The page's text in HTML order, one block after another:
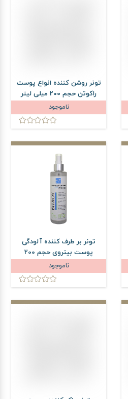
تونر روشن کننده انواع پوست
راکوتن حجم 200 میلی لیتر
ناموجود
تونر بر طرف کننده آلودگی
پوست بیتروی حجم 200
میلی لیتر
ناموجود